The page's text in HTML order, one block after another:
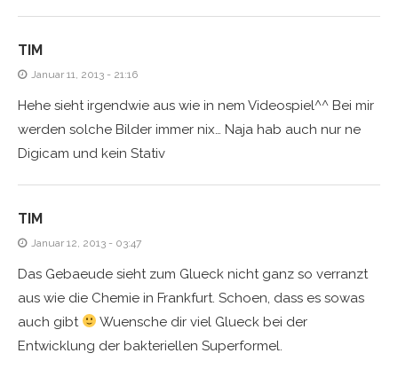
TIM
Januar 11, 2013 - 21:16
Hehe sieht irgendwie aus wie in nem Videospiel^^ Bei mir
werden solche Bilder immer nix… Naja hab auch nur ne
Digicam und kein Stativ
TIM
Januar 12, 2013 - 03:47
Das Gebaeude sieht zum Glueck nicht ganz so verranzt
aus wie die Chemie in Frankfurt. Schoen, dass es sowas
auch gibt
Wuensche dir viel Glueck bei der
Entwicklung der bakteriellen Superformel.